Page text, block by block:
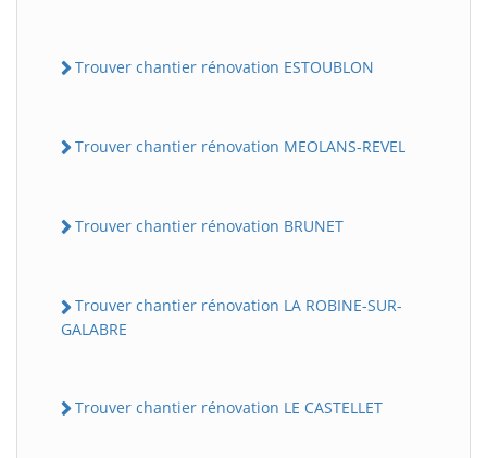
Trouver chantier rénovation ESTOUBLON
Trouver chantier rénovation MEOLANS-REVEL
Trouver chantier rénovation BRUNET
Trouver chantier rénovation LA ROBINE-SUR-
GALABRE
Trouver chantier rénovation LE CASTELLET